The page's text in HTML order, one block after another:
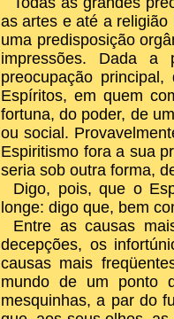
as artes e até a religião
uma predisposição
impressões. Dada a
preocupação
Espíritos, em quem
fortuna, do poder, de
ou social.
Espiritismo fora a sua
seria sob outra forma,
Digo, pois, que o
longe: digo que, bem
Entre as causas
decepções, os
causas mais
mundo de um ponto
mesquinhas, a par do